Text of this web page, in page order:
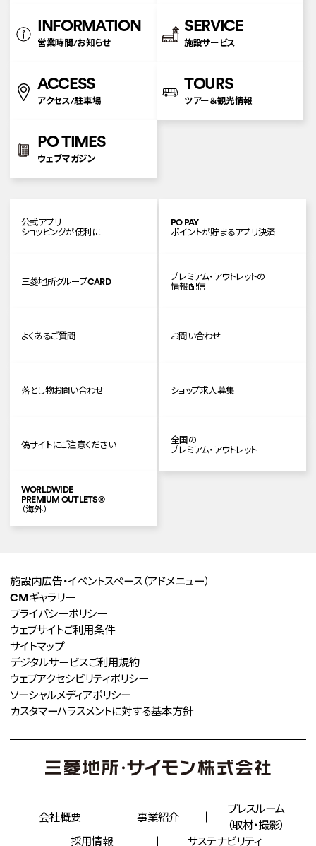
INFORMATION
営業時間/お知らせ
SERVICE
施設サービス
ACCESS
アクセス/駐車場
TOURS
ツアー＆観光情報
PO TIMES
ウェブマガジン
公式アプリ
ショッピングが便利に
PO PAY
ポイントが貯まるアプリ決済
三菱地所グループCARD
プレミアム・アウトレットの
情報配信
よくあるご質問 お問い合わせ
落とし物お問い合わせ ショップ求人募集
偽サイトにご注意ください
全国の
プレミアム・アウトレット
WORLDWIDE
PREMIUM OUTLETS®
（海外）
施設内広告・イベントスペース （アドメニュー）
CMギャラリー
プライバシーポリシー
ウェブサイトご利用条件
サイトマップ
デジタルサービスご利用規約
ウェブアクセシビリティポリシー
ソーシャルメディアポリシー
カスタマーハラスメントに対する基本方針
会社概要 事業紹介
プレスルーム
（取材・撮影）
採用情報
サステナビリティ